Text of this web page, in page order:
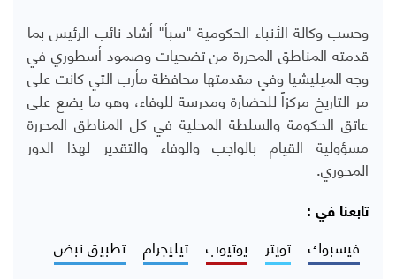
وحسب وكالة الأنباء الحكومية "سبأ" أشاد نائب الرئيس بما
قدمته المناطق المحررة من تضحيات وصمود أسطوري في
وجه الميليشيا وفي مقدمتها محافظة مأرب التي كانت على
مر التاريخ مركزاً للحضارة ومدرسة للوفاء، وهو ما يضع على
عاتق الحكومة والسلطة المحلية في كل المناطق المحررة
مسؤولية القيام بالواجب والوفاء والتقدير لهذا الدور
المحوري.
تابعنا في :
فيسبوك تويتر يوتيوب تيليجرام تطبيق نبض